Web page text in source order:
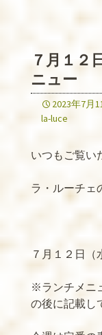
７月１２
ニュー
2023年7月
la-luce
いつもご覧い
ラ・ルーチェ
７月１２日（
※ランチメニ
の後に記載し